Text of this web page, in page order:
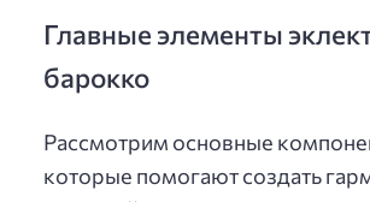
Главные элементы
барокко
Рассмотрим основные
которые помогают создать